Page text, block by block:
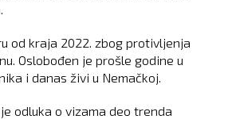
od kraja 2022. zbog protivljenja
Oslobođen je prošle godine u
i danas živi u Nemačkoj.
odluka o vizama deo trenda